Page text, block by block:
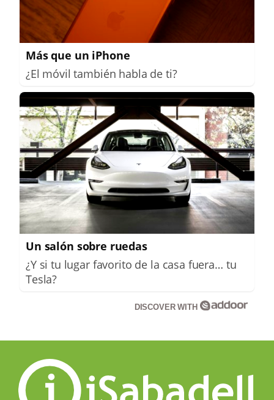
Más que un iPhone
¿El móvil también habla de ti?
Un salón sobre ruedas
¿Y si tu lugar favorito de la casa fuera… tu
Tesla?
DISCOVER WITH